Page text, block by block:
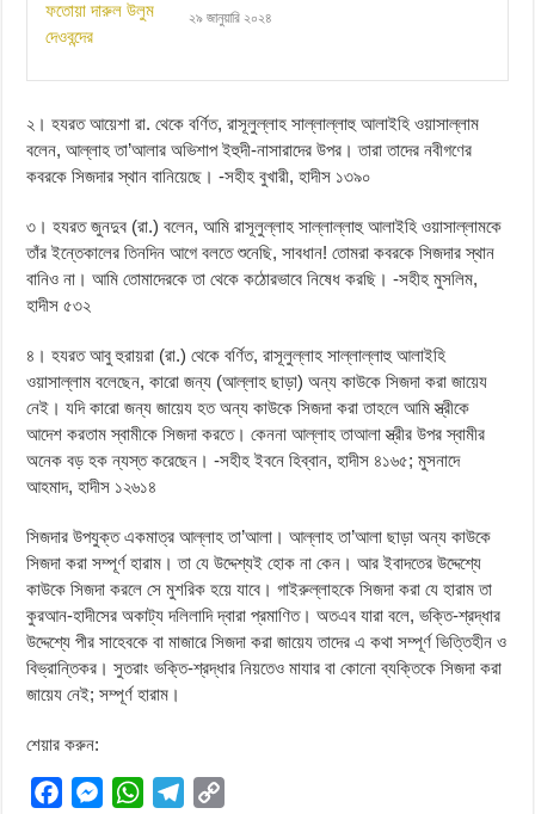
২৯ জানুয়ারি ২০২৪
২। হযরত আয়েশা রা. থেকে বর্ণিত, রাসূলুল্লাহ সাল্লাল্লাহু আলাইহি ওয়াসাল্লাম
বলেন, আল্লাহ তা’আলার অভিশাপ ইহুদী-নাসারাদের উপর। তারা তাদের নবীগণের
কবরকে সিজদার স্থান বানিয়েছে। -সহীহ বুখারী, হাদীস ১৩৯০
৩। হযরত জুনদুব (রা.) বলেন, আমি রাসূলুল্লাহ সাল্লাল্লাহু আলাইহি ওয়াসাল্লামকে
তাঁর ইন্তেকালের তিনদিন আগে বলতে শুনেছি, সাবধান! তোমরা কবরকে সিজদার স্থান
বানিও না। আমি তোমাদেরকে তা থেকে কঠোরভাবে নিষেধ করছি। -সহীহ মুসলিম,
হাদীস ৫৩২
৪। হযরত আবু হুরায়রা (রা.) থেকে বর্ণিত, রাসূলুল্লাহ সাল্লাল্লাহু আলাইহি
ওয়াসাল্লাম বলেছেন, কারো জন্য (আল্লাহ ছাড়া) অন্য কাউকে সিজদা করা জায়েয
নেই। যদি কারো জন্য জায়েয হত অন্য কাউকে সিজদা করা তাহলে আমি স্ত্রীকে
আদেশ করতাম স্বামীকে সিজদা করতে। কেননা আল্লাহ তাআলা স্ত্রীর উপর স্বামীর
অনেক বড় হক ন্যস্ত করেছেন। -সহীহ ইবনে হিব্বান, হাদীস ৪১৬৫; মুসনাদে
আহমাদ, হাদীস ১২৬১৪
সিজদার উপযুক্ত একমাত্র আল্লাহ তা’আলা। আল্লাহ তা’আলা ছাড়া অন্য কাউকে
সিজদা করা সম্পূর্ণ হারাম। তা যে উদ্দেশ্যই হোক না কেন। আর ইবাদতের উদ্দেশ্যে
কাউকে সিজদা করলে সে মুশরিক হয়ে যাবে। গাইরুল্লাহকে সিজদা করা যে হারাম তা
কুরআন-হাদীসের অকাট্য দলিলাদি দ্বারা প্রমাণিত। অতএব যারা বলে, ভক্তি-শ্রদ্ধার
উদ্দেশ্যে পীর সাহেবকে বা মাজারে সিজদা করা জায়েয তাদের এ কথা সম্পূর্ণ ভিত্তিহীন ও
বিভ্রান্তিকর। সুতরাং ভক্তি-শ্রদ্ধার নিয়তেও মাযার বা কোনো ব্যক্তিকে সিজদা করা
জায়েয নেই; সম্পূর্ণ হারাম।
শেয়ার করুন:
M
W